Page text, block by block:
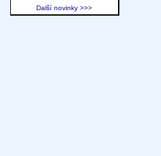
Další novinky >>>